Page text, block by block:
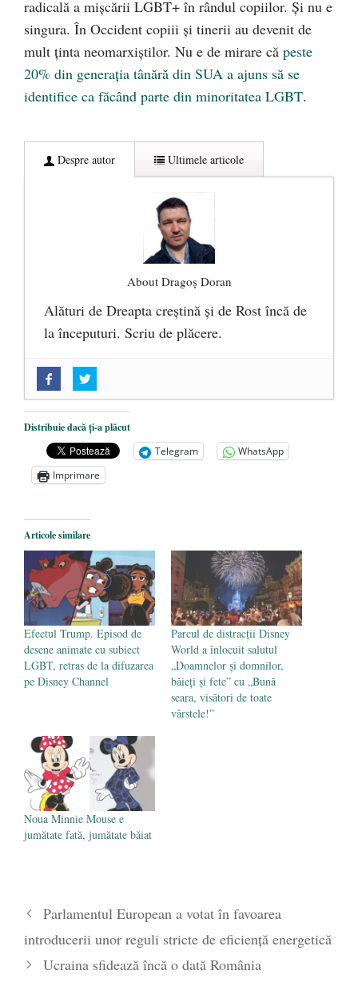
radicală a mișcării LGBT+ în rândul copiilor. Și nu e
singura. În Occident copiii și tinerii au devenit de
mult ținta neomarxiștilor. Nu e de mirare că peste
20% din generația tânără din SUA a ajuns să se
identifice ca făcând parte din minoritatea LGBT.
Despre autor Ultimele articole
About Dragoș Doran
Alături de Dreapta creștină și de Rost încă de
la începuturi. Scriu de plăcere.
„Acum nu e momentul”
O nouă autostradă distruge pădurea
amazoniană, pentru summitul climatic
COP30 - 14 martie 2025
Alegeri controlate
Distribuie dacă ți-a plăcut
Telegram
WhatsApp
Imprimare
Articole similare
Efectul Trump. Episod de
desene animate cu subiect
LGBT, retras de la difuzarea
pe Disney Channel
Parcul de distracții Disney
World a înlocuit salutul
„Doamnelor și domnilor,
băieți și fete” cu „Bună
seara, visători de toate
vârstele!”
Noua Minnie Mouse e
jumătate fată, jumătate băiat
Parlamentul European a votat în favoarea
introducerii unor reguli stricte de eficiență energetică
Ucraina sfidează încă o dată România